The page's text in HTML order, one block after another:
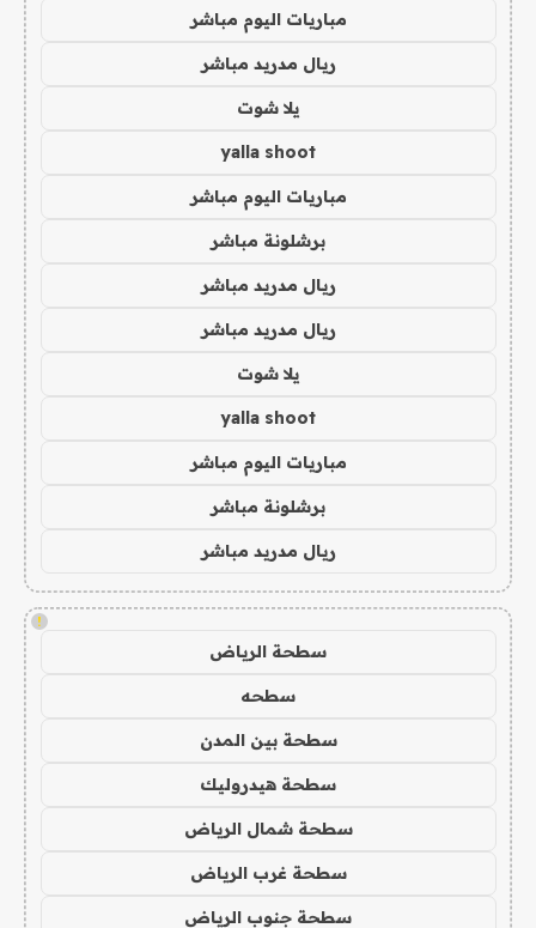
مباريات اليوم مباشر
ريال مدريد مباشر
يلا شوت
yalla shoot
مباريات اليوم مباشر
برشلونة مباشر
ريال مدريد مباشر
ريال مدريد مباشر
يلا شوت
yalla shoot
مباريات اليوم مباشر
برشلونة مباشر
ريال مدريد مباشر
!
سطحة الرياض
سطحه
سطحة بين المدن
سطحة هيدروليك
سطحة شمال الرياض
سطحة غرب الرياض
سطحة جنوب الرياض